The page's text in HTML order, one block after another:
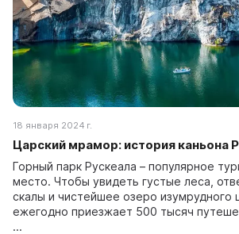
18 января 2024 г.
Царский мрамор: история каньона
Горный парк Рускеала – популярное
место. Чтобы увидеть густые леса,
скалы и чистейшее озеро изумрудного
ежегодно приезжает 500 тысяч
...